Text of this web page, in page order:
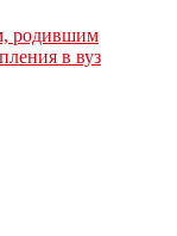
родившим
в вуз